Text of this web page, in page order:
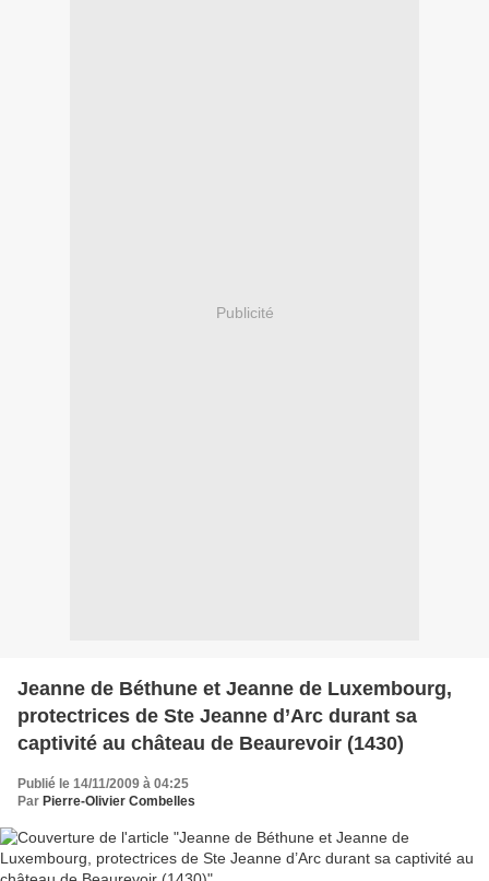
Publicité
Jeanne de Béthune et Jeanne de Luxembourg,
protectrices de Ste Jeanne d’Arc durant sa
captivité au château de Beaurevoir (1430)
Publié le 14/11/2009 à 04:25
Par Pierre-Olivier Combelles